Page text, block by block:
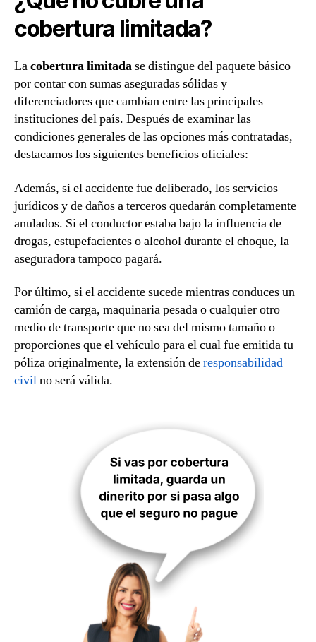
cobertura limitada?
Lacobertura limitadase distingue del paquete básico
por contar con sumas aseguradas sólidas y
diferenciadores que cambian entre las principales
instituciones del país. Después de examinar las
condiciones generales de las opciones más contratadas,
destacamos los siguientes beneficios oficiales:
Además, si el accidente fue deliberado, los servicios
jurídicos y de daños a terceros quedarán completamente
anulados. Si el conductor estaba bajo la influencia de
drogas, estupefacientes o alcohol durante el choque, la
aseguradora tampoco pagará.
Por último, si el accidente sucede mientras conduces un
camión de carga, maquinaria pesada o cualquier otro
medio de transporte que no sea del mismo tamaño o
proporciones que el vehículo para el cual fue emitida tu
póliza originalmente, la extensión deresponsabilidad
civilno será válida.